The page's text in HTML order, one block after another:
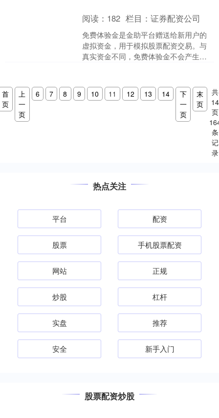
阅读： 182 栏目：证券配资公司
免费体验金是金助平台赠送给新用户的
虚拟资金，用于模拟股票配资交易。与
真实资金不同，免费体验金不会产生任
首
页
上
一
页
6 7 8 9 10 11 12 13 14
下
一
页
末
页
共
14
页
条
记
录
热点关注
平台 配资
股票 手机股票配资
网站 正规
炒股 杠杆
实盘 推荐
安全 新手入门
股票配资炒股